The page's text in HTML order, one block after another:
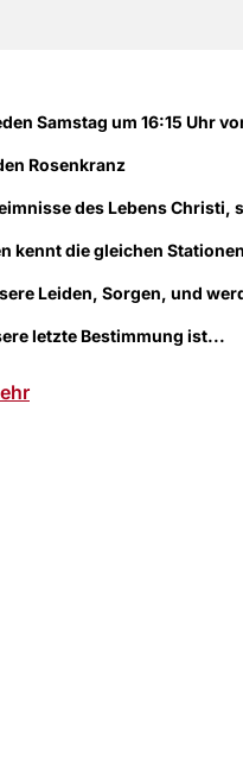
Samstag um 16:15 Uhr
Rosenkranz
des Lebens Christi,
kennt die gleichen
Leiden, Sorgen, und
letzte Bestimmung ist...